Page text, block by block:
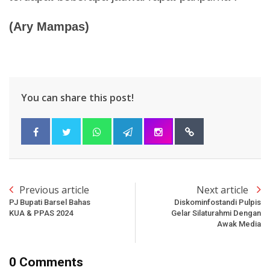
(Ary Mampas)
You can share this post!
Previous article
PJ Bupati Barsel Bahas
KUA & PPAS 2024
Next article
Diskominfostandi Pulpis
Gelar Silaturahmi Dengan
Awak Media
0 Comments